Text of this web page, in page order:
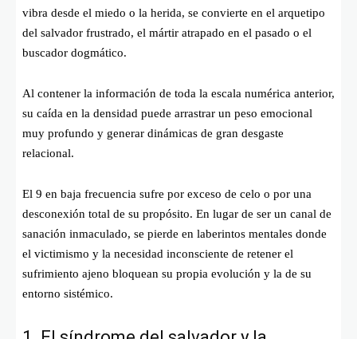
vibra desde el miedo o la herida, se convierte en el arquetipo
del salvador frustrado, el mártir atrapado en el pasado o el
buscador dogmático.
Al contener la información de toda la escala numérica anterior,
su caída en la densidad puede arrastrar un peso emocional
muy profundo y generar dinámicas de gran desgaste
relacional.
El 9 en baja frecuencia sufre por exceso de celo o por una
desconexión total de su propósito. En lugar de ser un canal de
sanación inmaculado, se pierde en laberintos mentales donde
el victimismo y la necesidad inconsciente de retener el
sufrimiento ajeno bloquean su propia evolución y la de su
entorno sistémico.